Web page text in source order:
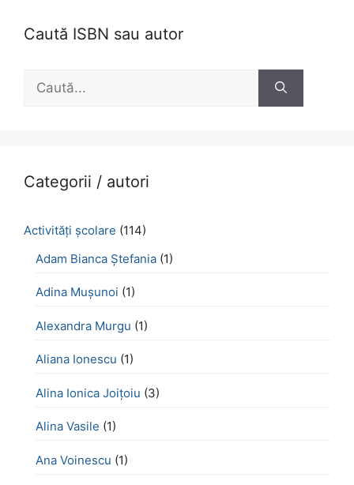
Caută ISBN sau autor
Caută
Categorii / autori
Activităţi şcolare (114)
Adam Bianca Ștefania (1)
Adina Mușunoi (1)
Alexandra Murgu (1)
Aliana Ionescu (1)
Alina Ionica Joițoiu (3)
Alina Vasile (1)
Ana Voinescu (1)